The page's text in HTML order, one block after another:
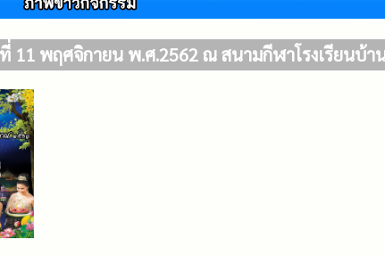
11 พฤศจิกายน พ.ศ.2562 ณ สนามกีฬาโรงเรียนบ้า